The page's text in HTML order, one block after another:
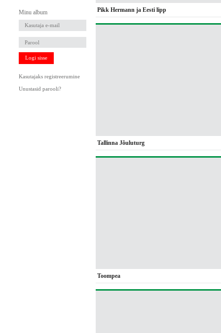
Minu album
Logi sisse
Kasutajaks registreerumine
Unustasid parooli?
Pikk Hermann ja Eesti lipp
Tallinna Jõuluturg
Toompea